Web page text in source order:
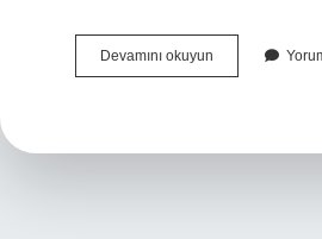
Devamını okuyun
Ilişki